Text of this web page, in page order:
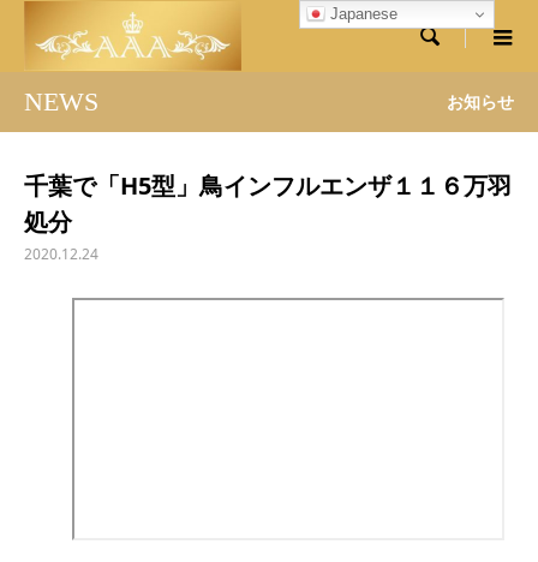

NEWS お知らせ
千葉で「H5型」鳥インフルエンザ１１６万羽
処分
2020.12.24
Japanese